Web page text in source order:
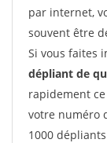
par internet,
souvent être
Si vous faites
dépliant de
rapidement
votre numéro
1000